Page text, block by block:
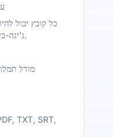
$20
ג'יגה-בייט. העלה 50 קבצים בו זמנית.
מודל